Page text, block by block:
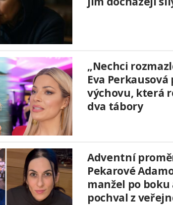
„Nechci
Eva
výchovu, která
dva tábory
Adventní
Pekarové
manžel po
pochval z